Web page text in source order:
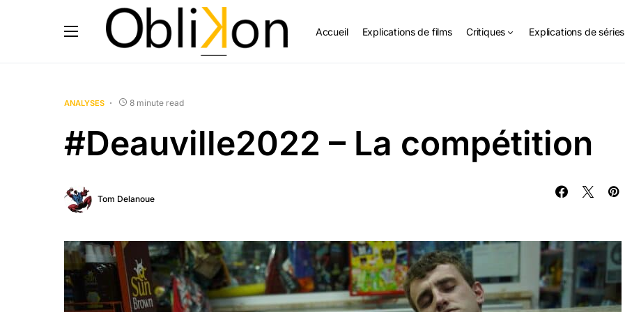
Accueil Explications de films Critiques Explications de séries
ANALYSES 8 minute read
#Deauville2022 – La compétition
Tom Delanoue